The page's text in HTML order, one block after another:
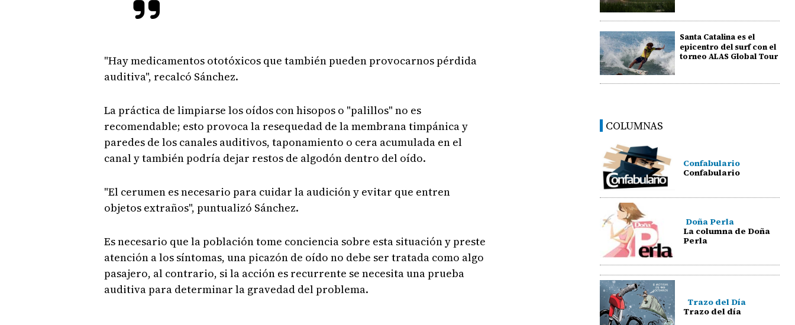
"Hay medicamentos ototóxicos que también pueden provocarnos pérdida
auditiva", recalcó Sánchez.
La práctica de limpiarse los oídos con hisopos o "palillos" no es
recomendable; esto provoca la resequedad de la membrana timpánica y
paredes de los canales auditivos, taponamiento o cera acumulada en el
canal y también podría dejar restos de algodón dentro del oído.
"El cerumen es necesario para cuidar la audición y evitar que entren
objetos extraños", puntualizó Sánchez.
Es necesario que la población tome conciencia sobre esta situación y preste
atención a los síntomas, una picazón de oído no debe ser tratada como algo
pasajero, al contrario, si la acción es recurrente se necesita una prueba
auditiva para determinar la gravedad del problema.
Santa Catalina es el
epicentro del surf con el
torneo ALAS Global Tour
COLUMNAS
Confabulario
Confabulario
Doña Perla
La columna de Doña
Perla
Trazo del Día
Trazo del día